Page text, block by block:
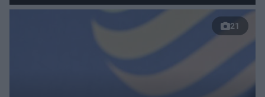
przed Karpaczem
21